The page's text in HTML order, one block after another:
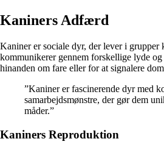
Kaniners Adfærd
Kaniner er sociale dyr, der lever i grupper
kommunikerer gennem forskellige lyde
hinanden om fare eller for at signalere
”Kaniner er fascinerende dyr med
samarbejdsmønstre, der gør dem
måder.”
Kaniners Reproduktion